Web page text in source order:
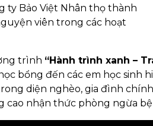
ty Bảo Việt Nhân thọ thành
viên trong các hoạt
trình “Hành trình xanh –
bổng đến các em học sinh
diện nghèo, gia đình
cao nhận thức phòng ngừa